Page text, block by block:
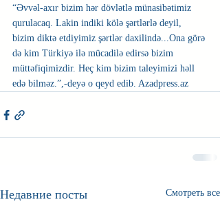
“Əvvəl-axır bizim hər dövlətlə münasibətimiz
qurulacaq. Lakin indiki kölə şərtlərlə deyil,
bizim diktə etdiyimiz şərtlər daxilində...Ona görə
də kim Türkiyə ilə mücadilə edirsə bizim
müttəfiqimizdir. Heç kim bizim taleyimizi həll
edə bilməz.”,-deyə o qeyd edib. Azadpress.az
Недавние посты Смотреть все